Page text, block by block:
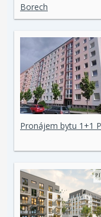
Borech
Pronájem bytu 1+1